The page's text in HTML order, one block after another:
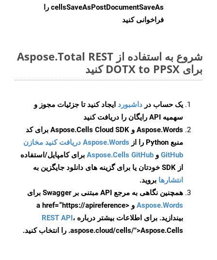
cellsSaveAsPostDocumentSaveAs را
فراخوانی کنید
شروع به استفاده از Aspose.Total REST
برای DOTX to PPSX کنید
یک حساب در داشبورد ایجاد کنید تا جزئیات مجوز و
سهمیه API رایگان را دریافت کنید
Aspose.Words و Aspose.Cells Cloud SDK برای کد
منبع Python را از
Aspose.Words دریافت کنید مخازن
GitHub و Aspose.Cells GitHub برای کامپایل/استفاده
از SDK خودتان یا برای گزینه های دانلود جایگزین به
انتشارها بروید.
همچنین نگاهی به مرجع API مبتنی بر Swagger برای
Aspose.Words
و <a href=“https://apireference
بیندازید. برای اطلاعات بیشتر درباره REST API،
.aspose.cloud/cells/">Aspose.Cells را انتخاب کنید.